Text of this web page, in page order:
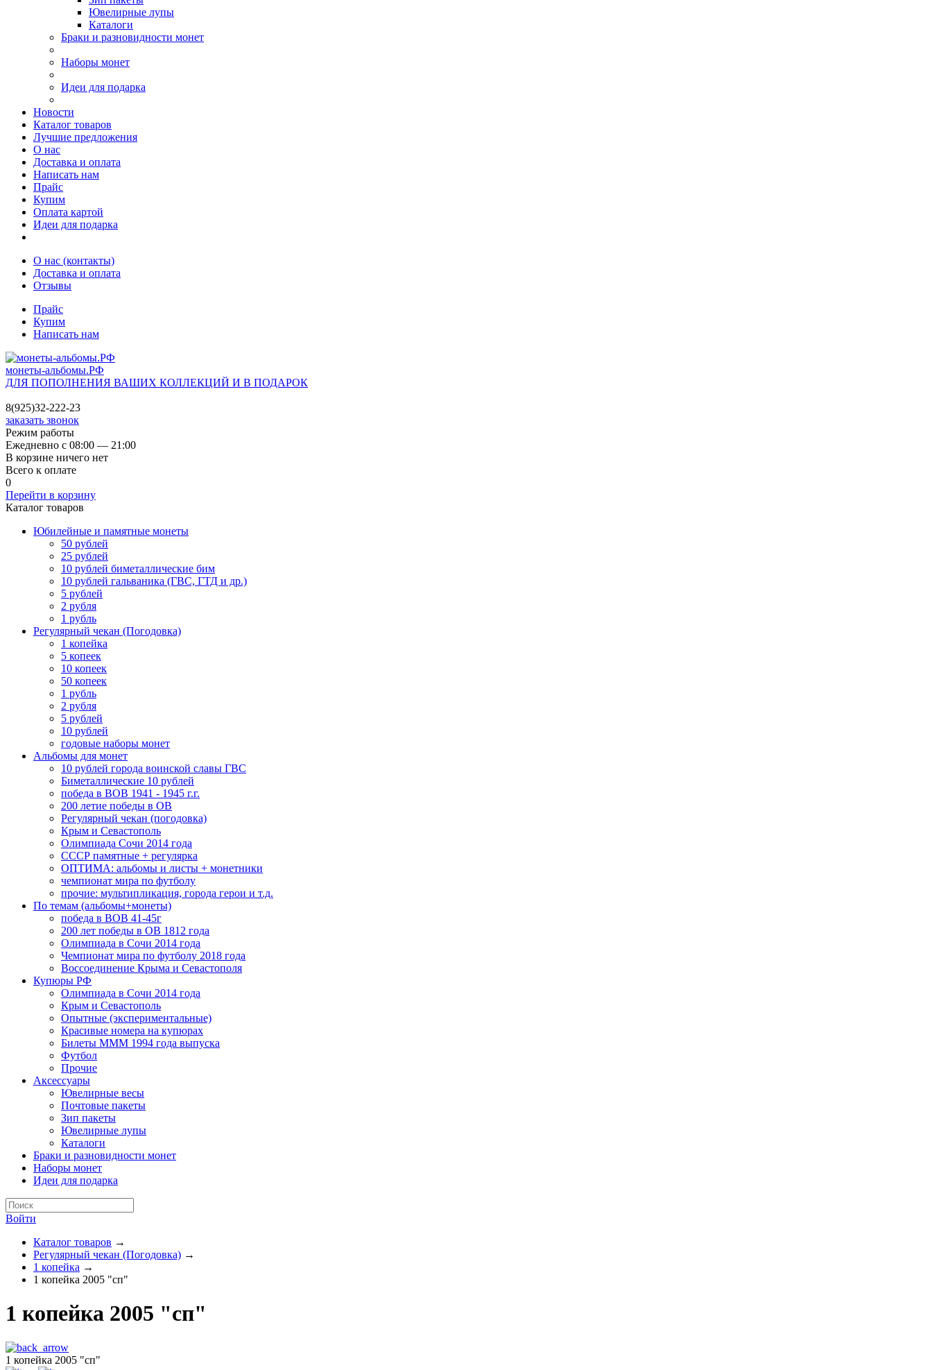
Ювелирные лупы
Каталоги
Браки и разновидности монет
Наборы монет
Идеи для подарка
Новости
Каталог товаров
Лучшие предложения
О нас
Доставка и оплата
Написать нам
Прайс
Купим
Оплата картой
Идеи для подарка
О нас (контакты)
Доставка и оплата
Отзывы
Прайс
Купим
Написать нам
монеты-альбомы.РФ
ДЛЯ ПОПОЛНЕНИЯ ВАШИХ КОЛЛЕКЦИЙ И В ПОДАРОК
8(925)32-222-23
заказать звонок
Режим работы
Ежедневно с 08:00 — 21:00
В корзине ничего нет
Всего к оплате
0
Перейти в корзину
Каталог товаров
Юбилейные и памятные монеты
50 рублей
25 рублей
10 рублей биметаллические бим
10 рублей гальваника (ГВС, ГТД и др.)
5 рублей
2 рубля
1 рубль
Регулярный чекан (Погодовка)
1 копейка
5 копеек
10 копеек
50 копеек
1 рубль
2 рубля
5 рублей
10 рублей
годовые наборы монет
Альбомы для монет
10 рублей города воинской славы ГВС
Биметаллические 10 рублей
победа в ВОВ 1941 - 1945 г.г.
200 летие победы в ОВ
Регулярный чекан (погодовка)
Крым и Севастополь
Олимпиада Сочи 2014 года
СССР памятные + регулярка
ОПТИМА: альбомы и листы + монетники
чемпионат мира по футболу
прочие: мультипликация, города герои и т.д.
По темам (альбомы+монеты)
победа в ВОВ 41-45г
200 лет победы в ОВ 1812 года
Олимпиада в Сочи 2014 года
Чемпионат мира по футболу 2018 года
Воссоединение Крыма и Севастополя
Купюры РФ
Олимпиада в Сочи 2014 года
Крым и Севастополь
Опытные (экспериментальные)
Красивые номера на купюрах
Билеты МММ 1994 года выпуска
Футбол
Прочие
Аксессуары
Ювелирные весы
Почтовые пакеты
Зип пакеты
Ювелирные лупы
Каталоги
Браки и разновидности монет
Наборы монет
Идеи для подарка
Войти
Каталог товаров →
Регулярный чекан (Погодовка) →
1 копейка →
1 копейка 2005 "сп"
1 копейка 2005 "сп"
1 копейка 2005 "сп"